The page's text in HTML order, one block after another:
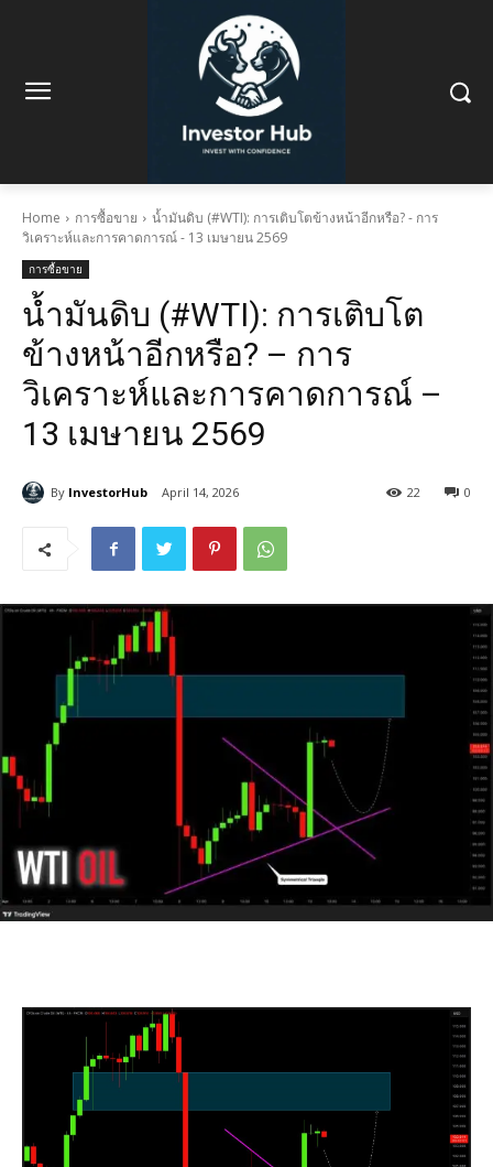
Home การซื้อขาย
น้ำมันดิบ (#WTI): การเติบโตข้างหน้าอีกหรือ? - การ
วิเคราะห์และการคาดการณ์ - 13 เมษายน 2569
การซื้อขาย
น้ำมันดิบ (#WTI): การเติบโต
ข้างหน้าอีกหรือ? – การ
วิเคราะห์และการคาดการณ์ –
13 เมษายน 2569
By InvestorHub April 14, 2026 0
22